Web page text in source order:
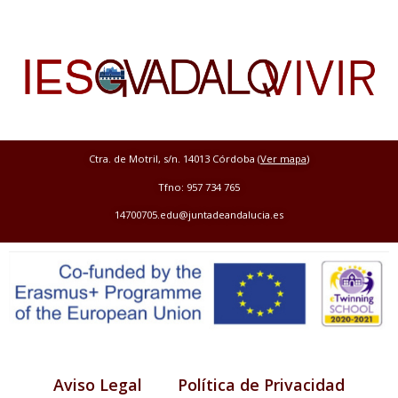
Ctra. de Motril, s/n. 14013 Córdoba (Ver mapa)
Tfno: 957 734 765
14700705.edu@juntadeandalucia.es
Aviso Legal Política de Privacidad